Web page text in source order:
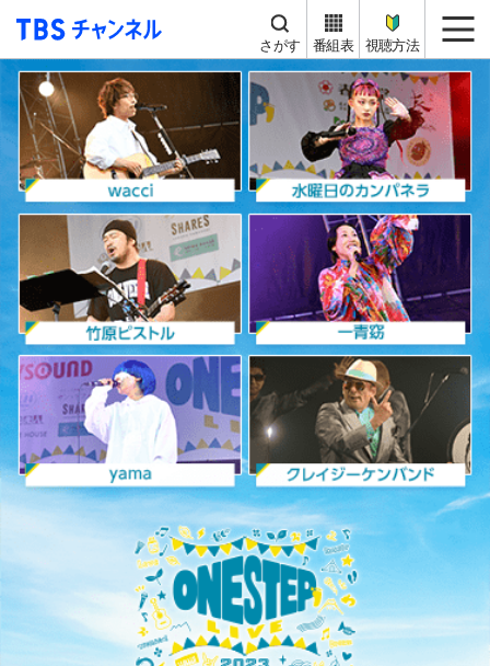
TBS チャンネル
さがす 番組表 視聴方法